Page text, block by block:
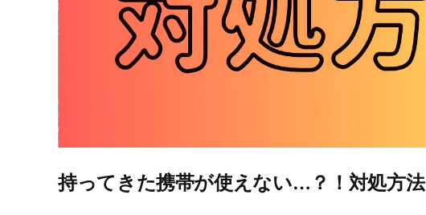
持ってきた携帯が使えない…？！対処方法